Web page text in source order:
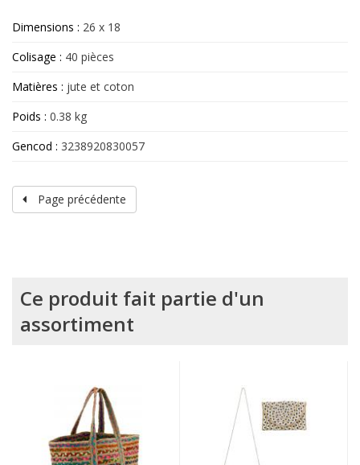
Dimensions : 26 x 18
Colisage : 40 pièces
Matières : jute et coton
Poids : 0.38 kg
Gencod : 3238920830057
Page précédente
Ce produit fait partie d'un
assortiment